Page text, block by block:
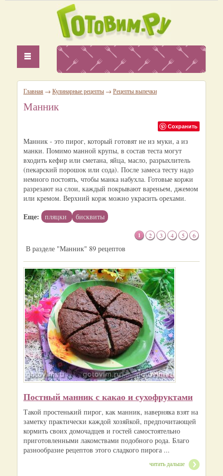
Главная → Кулинарные рецепты → Рецепты выпечки
Манник
Сохранить
Манник - это пирог, который готовят не из муки, а из
манки. Помимо манной крупы, в состав теста могут
входить кефир или сметана, яйца, масло, разрыхлитель
(пекарский порошок или сода). После замеса тесту надо
немного постоять, чтобы манка набухла. Готовые коржи
разрезают на слои, каждый покрывают вареньем, джемом
или кремом. Верхний корж можно украсить орехами.
Еще: пляцки бисквиты
1 2 3 4 5 6
В разделе "Манник" 89 рецептов
Постный манник с какао и сухофруктами
Такой простенький пирог, как манник, наверняка взят на
заметку практически каждой хозяйкой, предпочитающей
кормить своих домочадцев и гостей самостоятельно
приготовленными лакомствами подобного рода. Благо
разнообразие рецептов этого сладкого пирога ...
читать дальше